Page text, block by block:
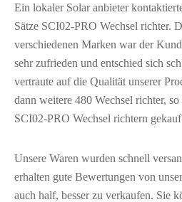
Ein lokaler Solar anbieter
Sätze SCI02-PRO Wechsel richter.
verschiedenen Marken war der
sehr zufrieden und entschied sich
vertraute auf die Qualität unserer
dann weitere 480 Wechsel richter, so
SCI02-PRO Wechsel richtern
Unsere Waren wurden schnell
erhalten gute Bewertungen von
auch half, besser zu verkaufen. Sie